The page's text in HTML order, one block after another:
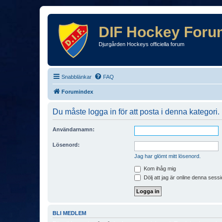
DIF Hockey
Djurgården Hockeys officiella forum
Snabblänkar FAQ
Forumindex
Du måste logga in för att posta i denna kategori.
Användarnamn:
Lösenord:
Jag har glömt mitt lösenord.
Kom ihåg mig
Dölj att jag är online denna
BLI MEDLEM